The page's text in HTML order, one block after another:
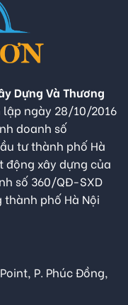
Dựng Và Thương
ngày 28/10/2016
doanh số
tư thành phố Hà
động xây dựng của
số 360/QĐ-SXD
phố Hà Nội
P. Phúc Đồng,